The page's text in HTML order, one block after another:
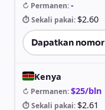
↻ Permanen:-
⏱ Sekali pakai: $2.60
Dapatkan nomor
Kenya
↻ Permanen:$25/bln
⏱ Sekali pakai: $2.61